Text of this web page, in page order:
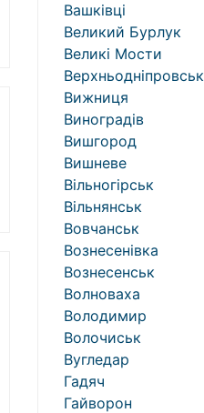
Вашківці
Великий Бурлук
Великі Мости
Верхньодніпровськ
Вижниця
Виноградів
Вишгород
Вишневе
Вільногірськ
Вільнянськ
Вовчанськ
Вознесенівка
Вознесенськ
Волноваха
Володимир
Волочиськ
Вугледар
Гадяч
Гайворон